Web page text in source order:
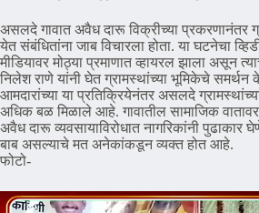
असलदे गावात अवैध दारू विक्रीच्या प्रकरणानंतर
येत संबंधितांना जाब विचारला होता. या घटनेचा
मीडियावर मोठ्या प्रमाणात व्हायरल झाला असून
निलेश राणे यांनी घेत ग्रामस्थांच्या भूमिकेचे
आमदारांच्या या प्रतिक्रियेनंतर असलदे
अधिक बळ मिळाले आहे. गावातील सामाजिक
अवैध दारू व्यवसायाविरोधात नागरिकांनी पुढाकार
बाब असल्याचे मत अनेकांकडून व्यक्त होत आहे.
फोटो-